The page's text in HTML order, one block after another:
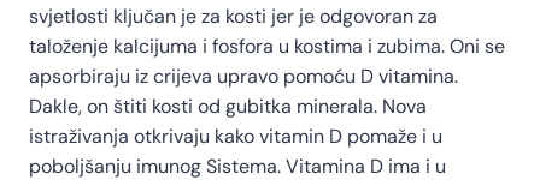
svjetlosti ključan je za kosti jer je odgovoran za
taloženje kalcijuma i fosfora u kostima i zubima. Oni se
apsorbiraju iz crijeva upravo pomoću D vitamina.
Dakle, on štiti kosti od gubitka minerala. Nova
istraživanja otkrivaju kako vitamin D pomaže i u
poboljšanju imunog Sistema. Vitamina D ima i u